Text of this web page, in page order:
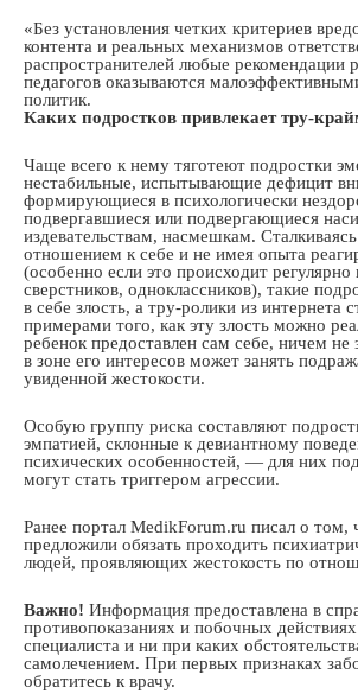
«Без установления четких критериев
контента и реальных механизмов
распространителей любые рекомендации
педагогов оказываются
политик.
Каких подростков привлекает тру-
Чаще всего к нему тяготеют подростки
нестабильные, испытывающие дефицит
формирующиеся в психологически
подвергавшиеся или подвергающиеся
издевательствам, насмешкам.
отношением к себе и не имея опыта
(особенно если это происходит регулярно
сверстников, одноклассников), такие
в себе злость, а тру-ролики из интернета
примерами того, как эту злость можно
ребенок предоставлен сам себе, ничем
в зоне его интересов может занять
увиденной жестокости.
Особую группу риска составляют
эмпатией, склонные к девиантному
психических особенностей, — для них
могут стать триггером агрессии.
Ранее портал MedikForum.ru писал о том,
предложили обязать проходить
людей, проявляющих жестокость по
Важно! Информация предоставлена в
противопоказаниях и побочных
специалиста и ни при каких
самолечением. При первых признаках
обратитесь к врачу.